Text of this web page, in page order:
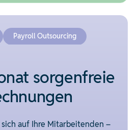
Payroll Outsourcing
sorgenfreie
auf Ihre Mitarbeitenden –